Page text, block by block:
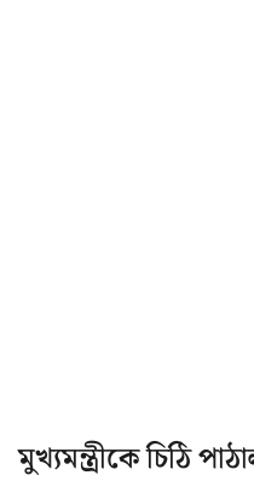
মুখ্যমন্ত্রীকে চিঠি